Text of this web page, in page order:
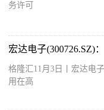
务许可
格隆汇11月3日丨宏达电
用在高